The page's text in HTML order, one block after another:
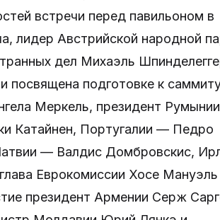
встречи перед павильоном в
лидер Австрийской народной
дел Михаэль
посвящена подготовке к
Меркель, президент
Катайнен, Португалии — Педро
— Валдис Домбровскис,
Еврокомиссии Хосе Мануэль
президент Армении Серж